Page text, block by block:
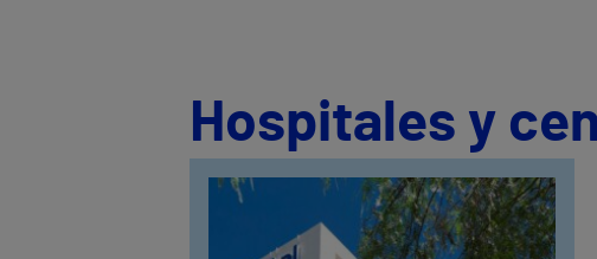
Hospitales y